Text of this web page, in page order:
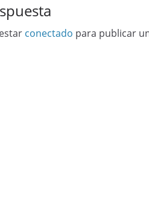
conectado para publicar